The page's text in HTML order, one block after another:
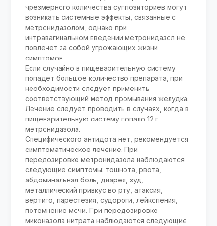
чрезмерного количества суппозиториев могут
возникать системные эффекты, связанные с
метронидазолом, однако при
интравагинальном введении метронидазол не
повлечет за собой угрожающих жизни
симптомов.
Если случайно в пищеварительную систему
попадет большое количество препарата, при
необходимости следует применить
соответствующий метод промывания желудка.
Лечение следует проводить в случаях, когда в
пищеварительную систему попало 12 г
метронидазола.
Специфического антидота нет, рекомендуется
симптоматическое лечение. При
передозировке метронидазола наблюдаются
следующие симптомы: тошнота, рвота,
абдоминальная боль, диарея, зуд,
металлический привкус во рту, атаксия,
вертиго, парестезия, судороги, лейкопения,
потемнение мочи. При передозировке
миконазола нитрата наблюдаются следующие